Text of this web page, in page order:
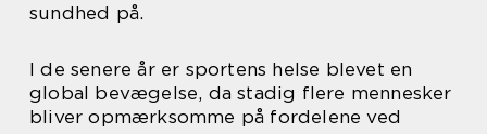
sundhed på.
I de senere år er sportens helse blevet en
global bevægelse, da stadig flere mennesker
bliver opmærksomme på fordelene ved